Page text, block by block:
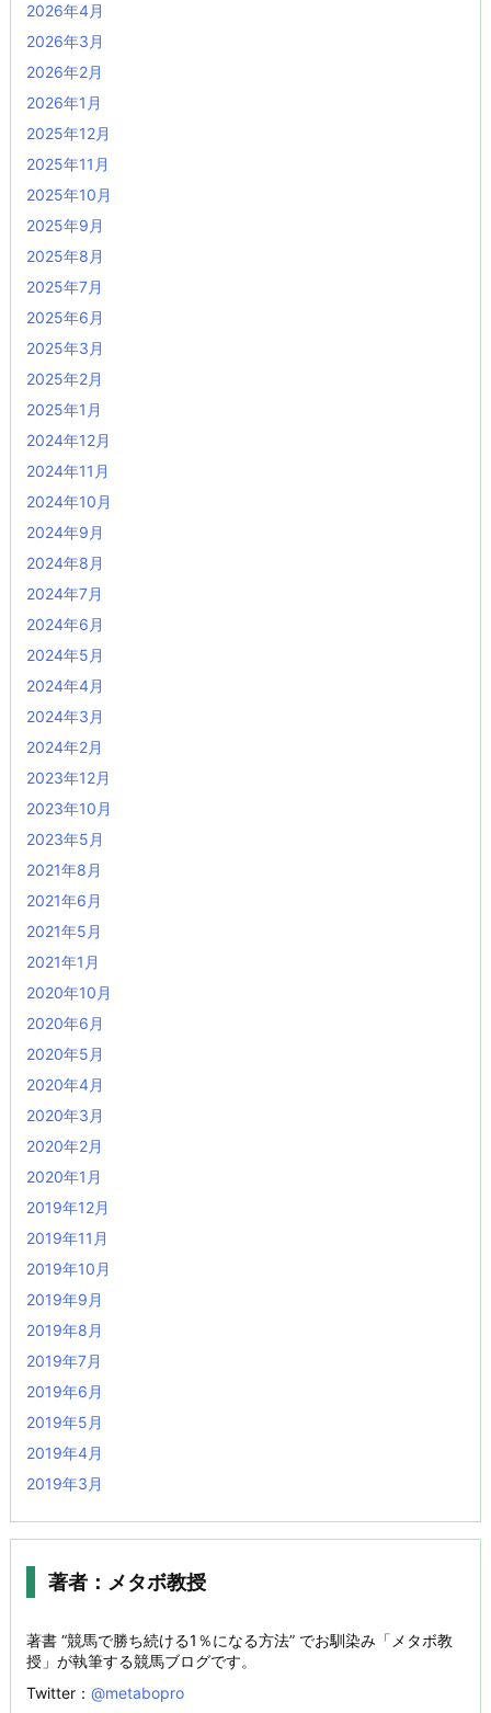
2026年4月
2026年3月
2026年2月
2026年1月
2025年12月
2025年11月
2025年10月
2025年9月
2025年8月
2025年7月
2025年6月
2025年3月
2025年2月
2025年1月
2024年12月
2024年11月
2024年10月
2024年9月
2024年8月
2024年7月
2024年6月
2024年5月
2024年4月
2024年3月
2024年2月
2023年12月
2023年10月
2023年5月
2021年8月
2021年6月
2021年5月
2021年1月
2020年10月
2020年6月
2020年5月
2020年4月
2020年3月
2020年2月
2020年1月
2019年12月
2019年11月
2019年10月
2019年9月
2019年8月
2019年7月
2019年6月
2019年5月
2019年4月
2019年3月
著者：メタボ教授
著書 “競馬で勝ち続ける1％になる方法” でお馴染み「メタボ教
授」が執筆する競馬ブログです。
Twitter： @metabopro